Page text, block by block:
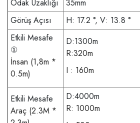
Odak Uzaklığı
35mm
Görüş Açısı
H: 17.2 °, V: 13.8 °
Etkili Mesafe
①
İnsan (1,8m *
0.5m)
D:1300m
R:320m
I : 160m
Etkili Mesafe
Araç (2.3M *
D:4000m
R: 1000m